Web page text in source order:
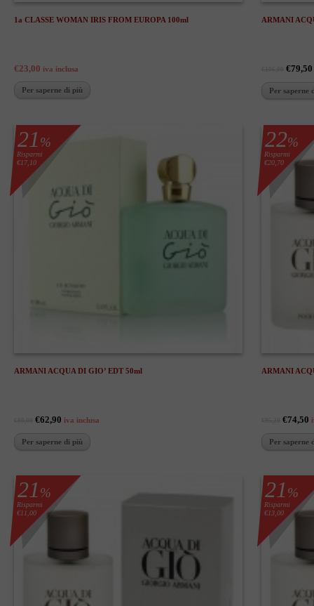
1a CLASSE WOMAN IRIS FROM EUROPA 100ml
€23,00 iva inclusa
Per saperne di più
ARMANI
€79,50
Per saperne
21%
Risparmi
€17,10
ARMANI ACQUA DI GIO’ EDT 50ml
€62,90 iva inclusa
Per saperne di più
22%
Risparmi
€20,70
ARMANI
€74,50
Per saperne
21%
Risparmi
€11,00
21%
Risparmi
€13,00